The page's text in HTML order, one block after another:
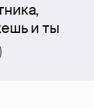
и ты